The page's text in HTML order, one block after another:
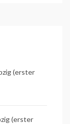
(erster
(erster